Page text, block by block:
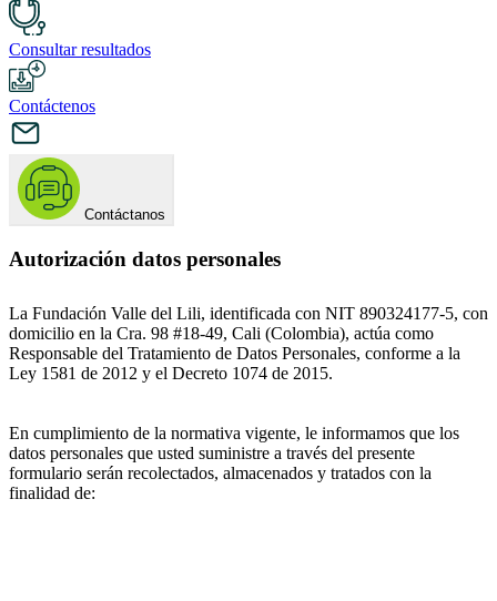
Consultar resultados
Contáctenos
Contáctanos
Autorización datos personales
La Fundación Valle del Lili, identificada con NIT 890324177-5, con
domicilio en la Cra. 98 #18-49, Cali (Colombia), actúa como
Responsable del Tratamiento de Datos Personales, conforme a la
Ley 1581 de 2012 y el Decreto 1074 de 2015.
En cumplimiento de la normativa vigente, le informamos que los
datos personales que usted suministre a través del presente
formulario serán recolectados, almacenados y tratados con la
finalidad de: